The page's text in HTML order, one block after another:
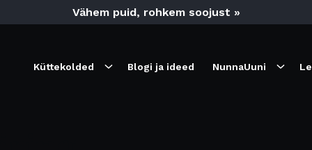
Vähem puid, rohkem soojust »
Küttekolded Blogi ja ideed NunnaUuni